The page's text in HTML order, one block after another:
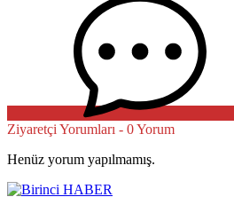
Ziyaretçi Yorumları - 0 Yorum
Henüz yorum yapılmamış.